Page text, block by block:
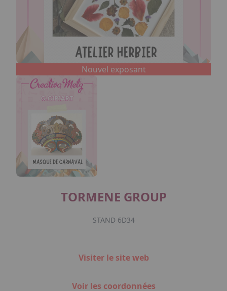
Nouvel exposant
TORMENE GROUP
STAND 6D34
Visiter le site web
Voir les coordonnées